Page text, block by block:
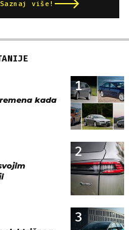
Saznaj više!
1
kada
2
3